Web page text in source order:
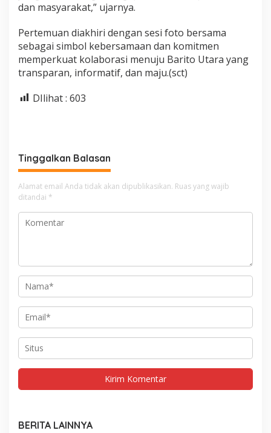
dan masyarakat,” ujarnya.
Pertemuan diakhiri dengan sesi foto bersama
sebagai simbol kebersamaan dan komitmen
memperkuat kolaborasi menuju Barito Utara yang
transparan, informatif, dan maju.(sct)
DIlihat : 603
Tinggalkan Balasan
Alamat email Anda tidak akan dipublikasikan. Ruas yang wajib
ditandai *
BERITA LAINNYA